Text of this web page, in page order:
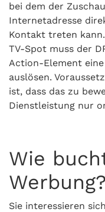
bei dem der
Internetadresse
Kontakt treten
TV-Spot muss der
Action-Element
auslösen.
ist, dass das zu
Dienstleistung nur
Wie
Werbung?
Sie interessieren